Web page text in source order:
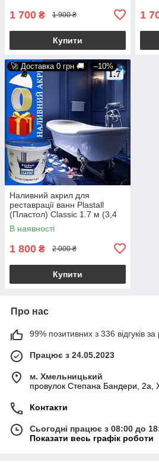
1 700 ₴ 1 900 ₴
Купити
1
🚀 Доставка 0 грн 🚚 –10%
Наливний акрил для
реставрації ванн Plastall
(Пластол) Classic 1.7 м (3,4
кг) Оригінал Kings.in.ua +
Подарунок
В наявності
1 800 ₴ 2 000 ₴
Купити
Про нас
99% позитивних з 336 відгуків за
Працює з 24.05.2023
м. Хмельницький
провулок Степана Бандери, 2a,
Контакти
Сьогодні працює з 08:00 до
Показати весь графік роботи